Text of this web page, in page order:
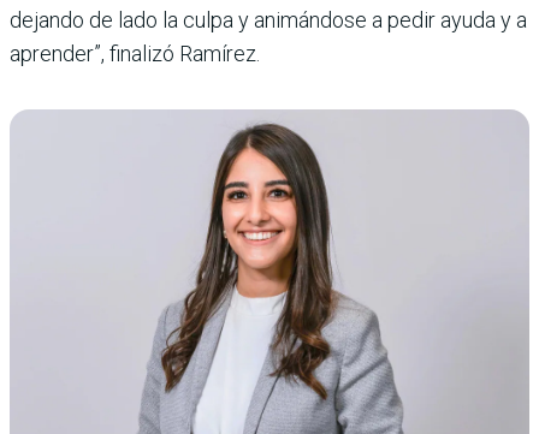
dejando de lado la culpa y animándose a pedir ayuda y a
aprender”, finalizó Ramírez.